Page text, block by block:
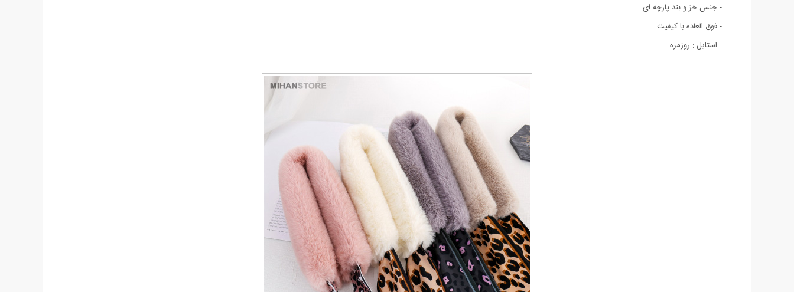
- جنس خز و بند پارچه ای
- فوق العاده با کیفیت
- استایل : روزمره